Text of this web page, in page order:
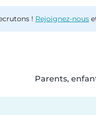
! Rejoignez-nous
Parents,